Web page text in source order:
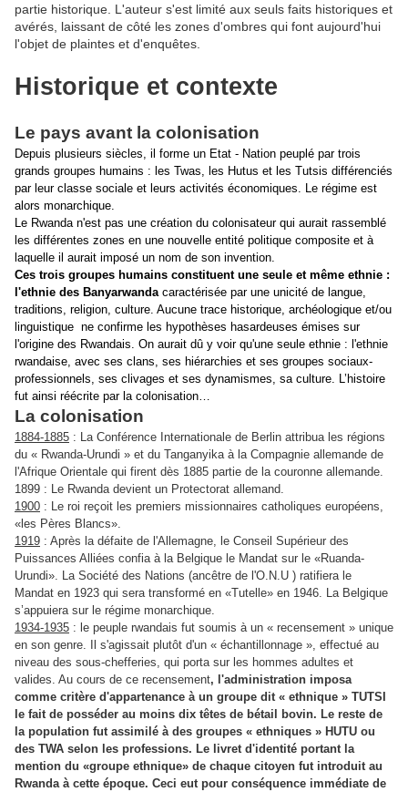
partie historique. L'auteur s'est limité aux seuls faits historiques et
avérés, laissant de côté les zones d'ombres qui font aujourd'hui
l'objet de plaintes et d'enquêtes.
Historique et contexte
Le pays avant la colonisation
Depuis plusieurs siècles, il forme un Etat - Nation peuplé par trois
grands groupes humains : les Twas, les Hutus et les Tutsis différenciés
par leur classe sociale et leurs activités économiques. Le régime est
alors monarchique.
Le Rwanda n'est pas une création du colonisateur qui aurait rassemblé
les différentes zones en une nouvelle entité politique composite et à
laquelle il aurait imposé un nom de son invention.
Ces trois groupes humains constituent une seule et même ethnie :
l'ethnie des Banyarwanda caractérisée par une unicité de langue,
traditions, religion, culture. Aucune trace historique, archéologique et/ou
linguistique ne confirme les hypothèses hasardeuses émises sur
l'origine des Rwandais. On aurait dû y voir qu'une seule ethnie : l'ethnie
rwandaise, avec ses clans, ses hiérarchies et ses groupes sociaux-
professionnels, ses clivages et ses dynamismes, sa culture. L’histoire
fut ainsi réécrite par la colonisation…
La colonisation
1884-1885 : La Conférence Internationale de Berlin attribua les régions
du « Rwanda-Urundi » et du Tanganyika à la Compagnie allemande de
l'Afrique Orientale qui firent dès 1885 partie de la couronne allemande.
1899 : Le Rwanda devient un Protectorat allemand.
1900 : Le roi reçoit les premiers missionnaires catholiques européens,
«les Pères Blancs».
1919 : Après la défaite de l'Allemagne, le Conseil Supérieur des
Puissances Alliées confia à la Belgique le Mandat sur le «Ruanda-
Urundi». La Société des Nations (ancêtre de l'O.N.U ) ratifiera le
Mandat en 1923 qui sera transformé en «Tutelle» en 1946. La Belgique
s’appuiera sur le régime monarchique.
1934-1935 : le peuple rwandais fut soumis à un « recensement » unique
en son genre. Il s'agissait plutôt d'un « échantillonnage », effectué au
niveau des sous-chefferies, qui porta sur les hommes adultes et
valides. Au cours de ce recensement, l'administration imposa
comme critère d'appartenance à un groupe dit « ethnique » TUTSI
le fait de posséder au moins dix têtes de bétail bovin. Le reste de
la population fut assimilé à des groupes « ethniques » HUTU ou
des TWA selon les professions. Le livret d'identité portant la
mention du «groupe ethnique» de chaque citoyen fut introduit au
Rwanda à cette époque. Ceci eut pour conséquence immédiate de